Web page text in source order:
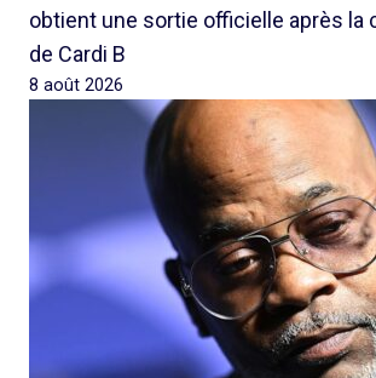
obtient une sortie officielle après la
de Cardi B
8 août 2026